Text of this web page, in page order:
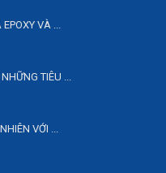
VÀ ...
TIÊU ...
VỚI ...